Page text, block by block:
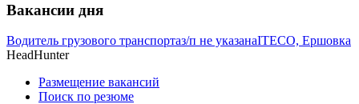
Вакансии дня
Водитель грузового транспортаз/п не указанаITECO, Ершовка
HeadHunter
Размещение вакансий
Поиск по резюме